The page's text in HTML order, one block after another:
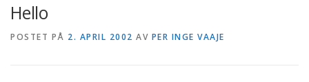
Hello
POSTET PÅ 2. APRIL 2002 AV PER INGE VAAJE